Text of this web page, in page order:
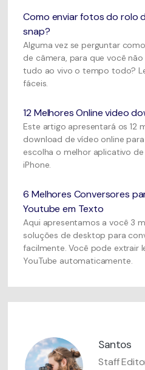
Como enviar fotos do rolo
snap?
Alguma vez se perguntar
de câmera, para que você
tudo ao vivo o tempo todo?
fáceis.
12 Melhores Online video
Este artigo apresentará os 12
download de vídeo online
escolha o melhor aplicativo
iPhone.
6 Melhores Conversores
Youtube em Texto
Aqui apresentamos a você 3
soluções de desktop para
facilmente. Você pode extrair
YouTube automaticamente.
Santos
Staff